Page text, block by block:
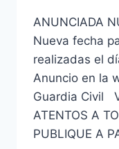
ANUNCIADA
Nueva fecha
realizadas el
Anuncio en la
Guardia Civil
ATENTOS A
PUBLIQUE A